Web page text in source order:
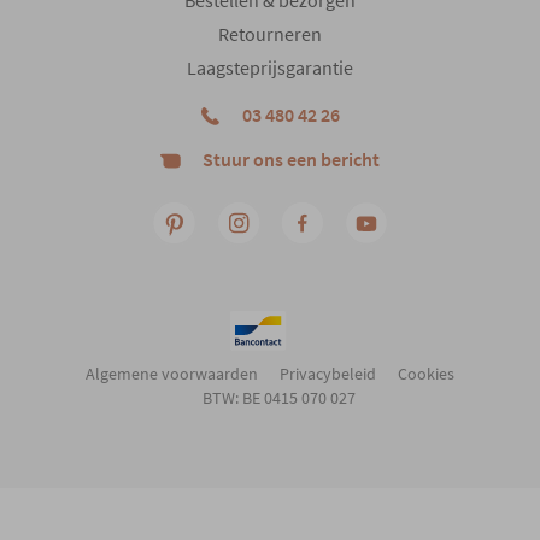
38 kg
Retourneren
Laagsteprijsgarantie
03 480 42 26
Stuur ons een bericht
Algemene voorwaarden Privacybeleid
Cookies
BTW: BE 0415 070 027